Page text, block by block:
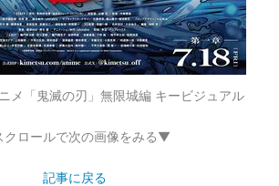
メ「鬼滅の刃」無限城編 キービジュアル
ロールで次の画像をみる▼
記事に戻る